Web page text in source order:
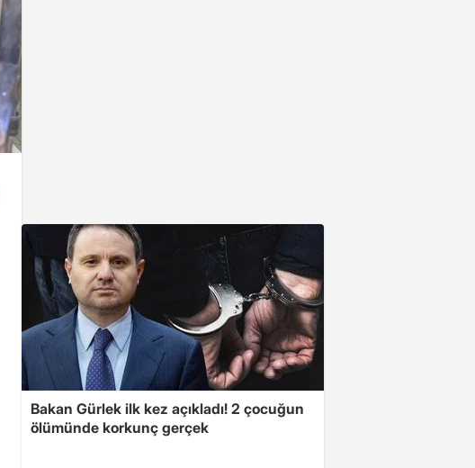
Bakan Gürlek ilk kez açıkladı! 2 çocuğun
ölümünde korkunç gerçek